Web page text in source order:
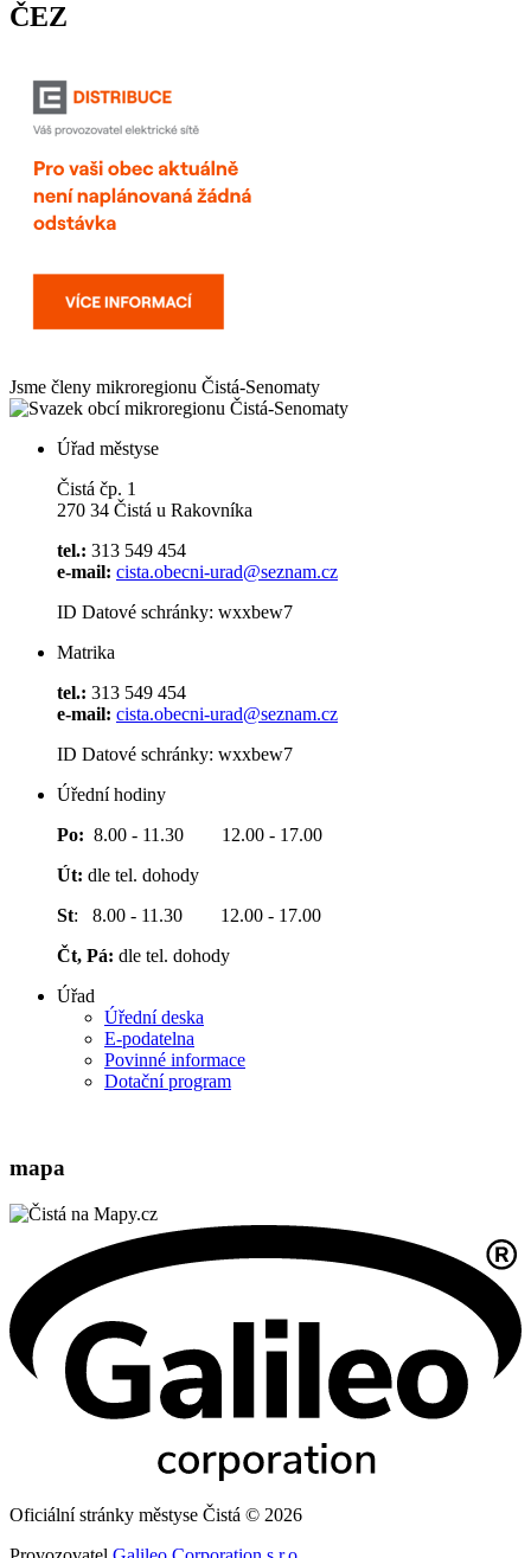
ČEZ
Jsme členy mikroregionu Čistá-Senomaty
Úřad městyse
Čistá čp. 1
270 34 Čistá u Rakovníka
tel.: 313 549 454
e-mail: cista.obecni-urad@seznam.cz
ID Datové schránky: wxxbew7
Matrika
tel.: 313 549 454
e-mail: cista.obecni-urad@seznam.cz
ID Datové schránky: wxxbew7
Úřední hodiny
Po: 8.00 - 11.30 12.00 - 17.00
Út: dle tel. dohody
St: 8.00 - 11.30 12.00 - 17.00
Čt, Pá: dle tel. dohody
Úřad
Úřední deska
E-podatelna
Povinné informace
Dotační program
mapa
Oficiální stránky městyse Čistá © 2026